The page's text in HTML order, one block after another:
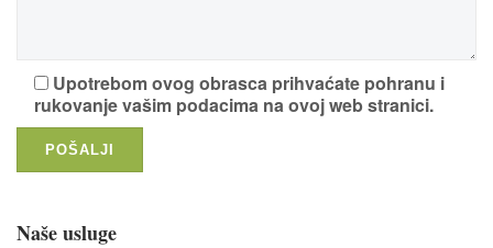
Upotrebom ovog obrasca prihvaćate pohranu i
rukovanje vašim podacima na ovoj web stranici.
Naše usluge